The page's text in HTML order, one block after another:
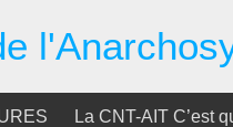
La CNT-AIT C’est